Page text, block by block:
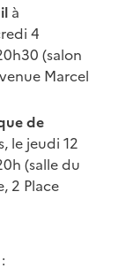
à
4
(salon
Marcel
de
le jeudi 12
(salle du
2 Place